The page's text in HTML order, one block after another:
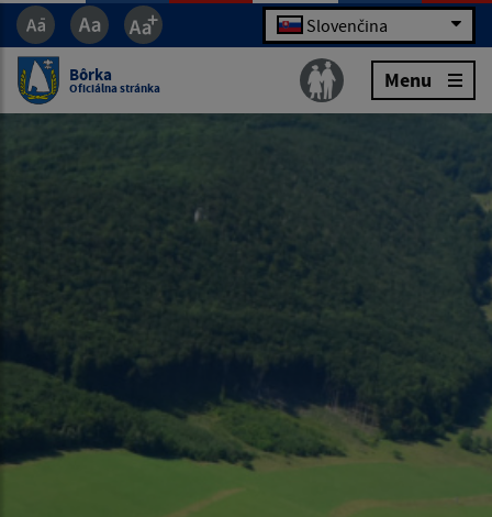
Slovenčina
Bôrka
Oficiálna stránka Menu